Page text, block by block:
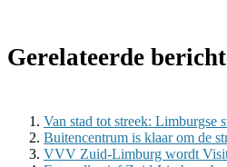
Gerelateerde
Van stad tot streek: Lim­burg­se
Buitencentrum is klaar om de
VVV Zuid-Limburg wordt